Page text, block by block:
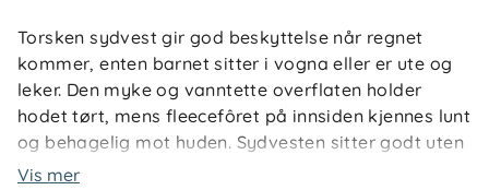
Torsken sydvest gir god beskyttelse når regnet
kommer, enten barnet sitter i vogna eller er ute og
leker. Den myke og vanntette overflaten holder
hodet tørt, mens fleecefôret på innsiden kjennes lunt
og behagelig mot huden. Sydvesten sitter godt uten
å være i veien, og barnet kan bevege seg fritt og se
Vis mer